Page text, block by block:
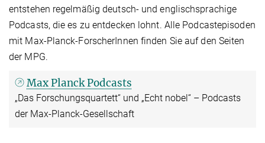
entstehen regelmäßig deutsch- und englischsprachige
Podcasts, die es zu entdecken lohnt. Alle Podcastepisoden
mit Max-Planck-ForscherInnen finden Sie auf den Seiten
der MPG.
Max Planck Podcasts
„Das Forschungsquartett“ und „Echt nobel“ – Podcasts
der Max-Planck-Gesellschaft